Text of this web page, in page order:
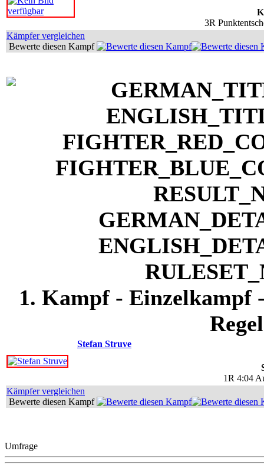
3R
Kämpfer vergleichen
Bewerte diesen Kampf
1. Kampf - Einzelkampf
Stefan Struve
1R 4:04
Kämpfer vergleichen
Bewerte diesen Kampf
Umfrage